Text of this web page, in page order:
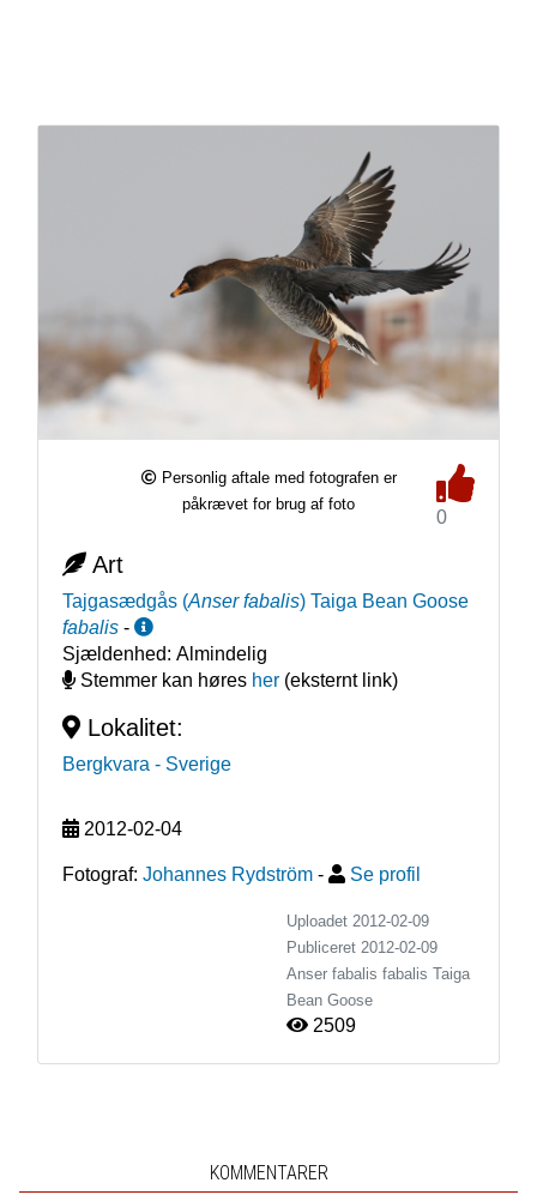
Personlig aftale med fotografen er
påkrævet for brug af foto
0
Art
Tajgasædgås (Anser fabalis) Taiga Bean Goose
fabalis -
Sjældenhed: Almindelig
Stemmer kan høres her(eksternt link)
Lokalitet:
Bergkvara - Sverige
2012-02-04
Fotograf: Johannes Rydström - Se profil
Uploadet 2012-02-09
Publiceret 2012-02-09
Anser fabalis fabalis Taiga
Bean Goose
2509
KOMMENTARER